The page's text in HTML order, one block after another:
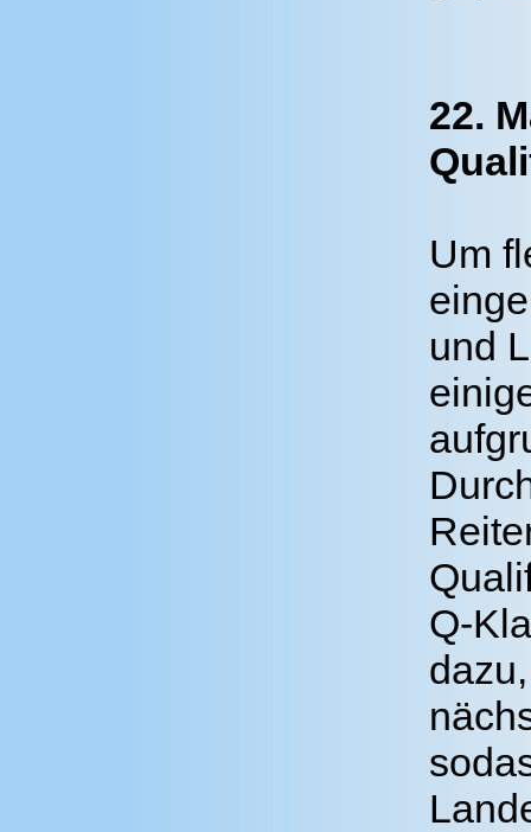
22.
Um
und
Q-